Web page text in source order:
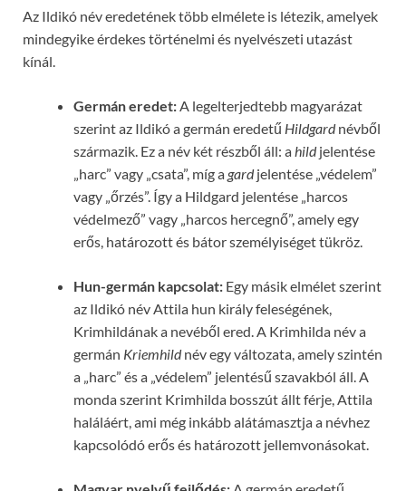
Az Ildikó név eredetének több elmélete is létezik, amelyek
mindegyike érdekes történelmi és nyelvészeti utazást
kínál.
Germán eredet:A legelterjedtebb magyarázat
szerint az Ildikó a germán eredetű Hildgardnévből
származik. Ez a név két részből áll: ahildjelentése
„harc” vagy „csata”, míg a gardjelentése „védelem”
vagy „őrzés”. Így a Hildgard jelentése „harcos
védelmező” vagy „harcos hercegnő”, amely egy
erős, határozott és bátor személyiséget tükröz.
Hun-germán kapcsolat: Egy másik elmélet szerint
az Ildikó név Attila hun király feleségének,
Krimhildának a nevéből ered. A Krimhilda név a
germán Kriemhildnév egy változata, amely szintén
a „harc” és a „védelem” jelentésű szavakból áll. A
monda szerint Krimhilda bosszút állt férje, Attila
haláláért, ami még inkább alátámasztja a névhez
kapcsolódó erős és határozott jellemvonásokat.